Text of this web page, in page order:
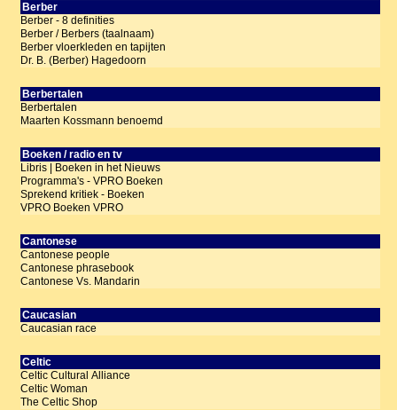
Berber
Berber - 8 definities
Berber / Berbers (taalnaam)
Berber vloerkleden en tapijten
Dr. B. (Berber) Hagedoorn
Berbertalen
Berbertalen
Maarten Kossmann benoemd
Boeken / radio en tv
Libris | Boeken in het Nieuws
Programma's - VPRO Boeken
Sprekend kritiek - Boeken
VPRO Boeken VPRO
Cantonese
Cantonese people
Cantonese phrasebook
Cantonese Vs. Mandarin
Caucasian
Caucasian race
Celtic
Celtic Cultural Alliance
Celtic Woman
The Celtic Shop